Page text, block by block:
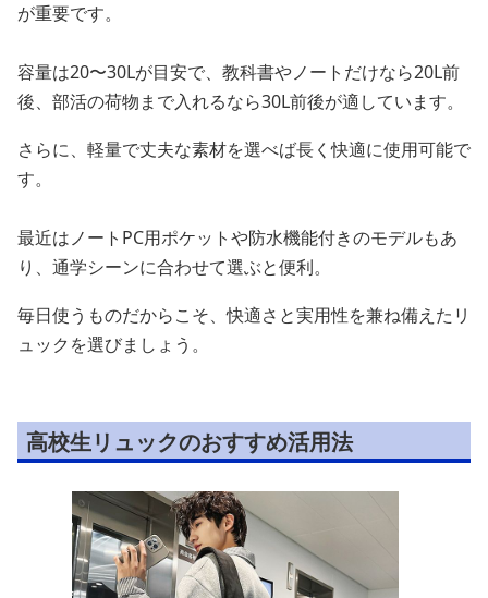
が重要です。
容量は20〜30Lが目安で、教科書やノートだけなら20L前
後、部活の荷物まで入れるなら30L前後が適しています。
さらに、軽量で丈夫な素材を選べば長く快適に使用可能で
す。
最近はノートPC用ポケットや防水機能付きのモデルもあ
り、通学シーンに合わせて選ぶと便利。
毎日使うものだからこそ、快適さと実用性を兼ね備えたリ
ュックを選びましょう。
高校生リュックのおすすめ活用法